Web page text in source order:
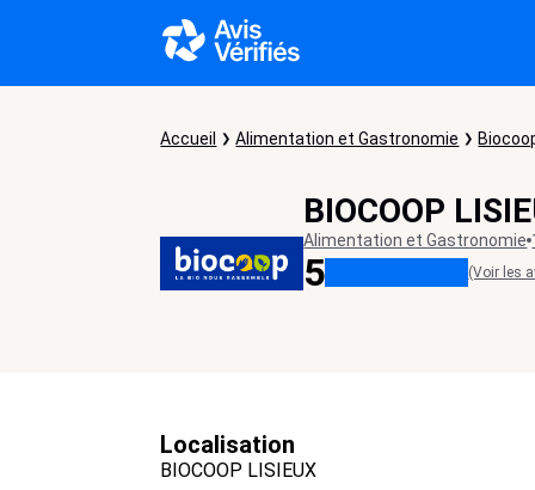
Accueil Alimentation et Gastronomie
BIOCOOP
Alimentation et Gastronomie
5 (Voir les
Localisation
BIOCOOP LISIEUX